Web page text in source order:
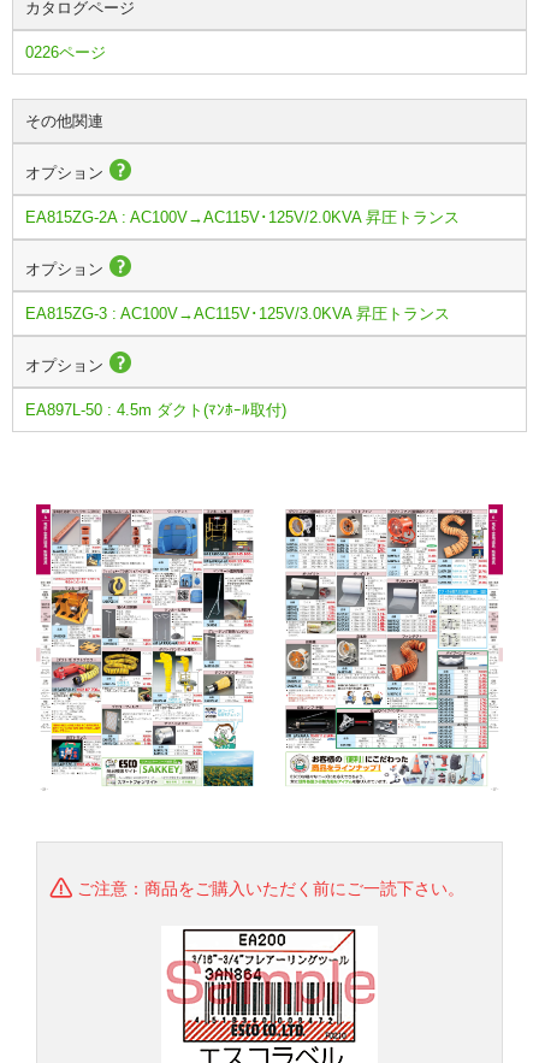
カタログページ
0226ページ
その他関連
オプション
EA815ZG-2A : AC100V→AC115V･125V/2.0KVA 昇圧トランス
オプション
EA815ZG-3 : AC100V→AC115V･125V/3.0KVA 昇圧トランス
オプション
EA897L-50 : 4.5m ダクト(ﾏﾝﾎｰﾙ取付)
ご注意：商品をご購入いただく前にご一読下さい。